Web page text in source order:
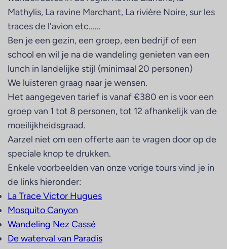
Mathylis, La ravine Marchant, La rivière Noire, sur les
traces de l'avion etc......
Ben je een gezin, een groep, een bedrijf of een
school en wil je na de wandeling genieten van een
lunch in landelijke stijl (minimaal 20 personen)
We luisteren graag naar je wensen.
Het aangegeven tarief is vanaf €380 en is voor een
groep van 1 tot 8 personen, tot 12 afhankelijk van de
moeilijkheidsgraad.
Aarzel niet om een offerte aan te vragen door op de
speciale knop te drukken.
Enkele voorbeelden van onze vorige tours vind je in
de links hieronder:
La Trace Victor Hugues
Mosquito Canyon
Wandeling Nez Cassé
De waterval van Paradis